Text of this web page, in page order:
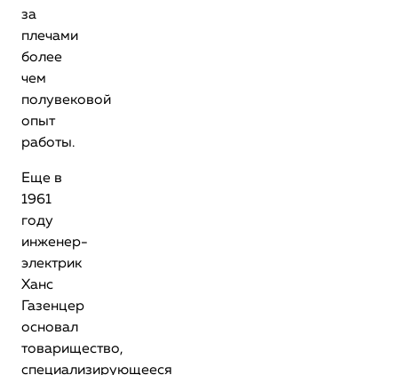
за
плечами
более
чем
полувековой
опыт
работы.
Еще в
1961
году
инженер-
электрик
Ханс
Газенцер
основал
товарищество,
специализирующееся